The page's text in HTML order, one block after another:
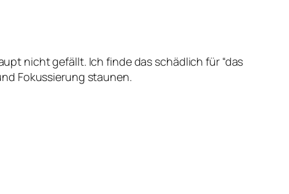
nicht gefällt. Ich finde das schädlich für “das
Fokussierung staunen.